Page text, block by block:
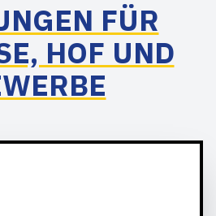
FÜR
HOF UND